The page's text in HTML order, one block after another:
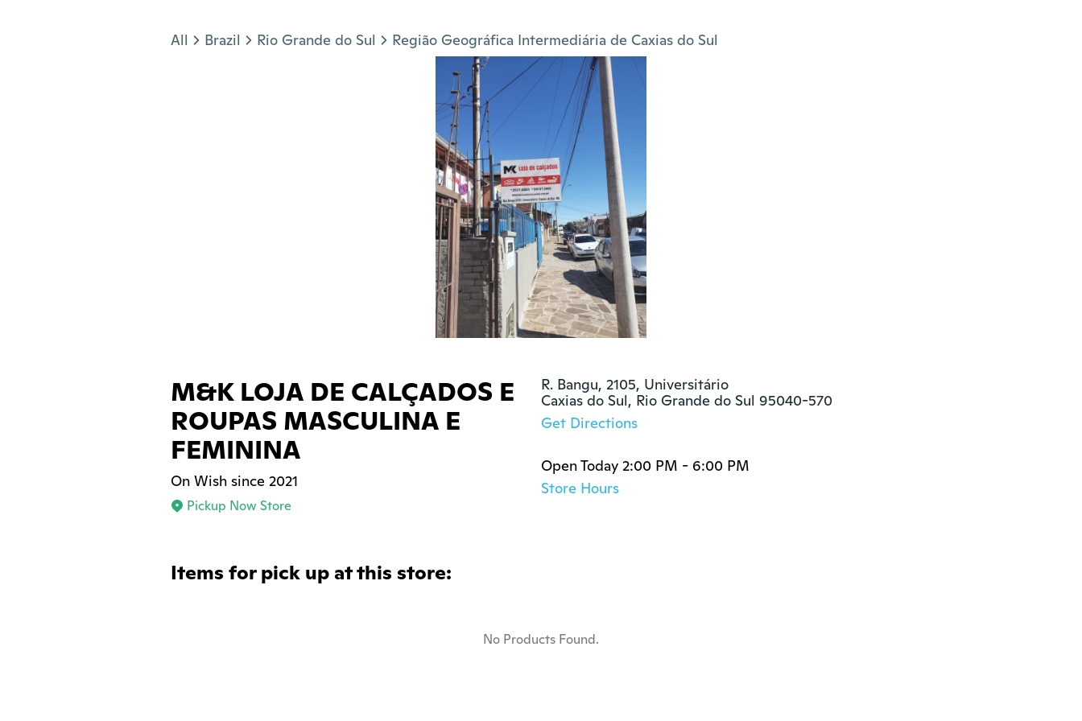
All Brazil Rio Grande do Sul Região Geográfica Intermediária de Caxias do Sul
M&K LOJA DE CALÇADOS E
ROUPAS MASCULINA E
FEMININA
On Wish since 2021
Pickup Now Store
R. Bangu, 2105, Universitário
Caxias do Sul, Rio Grande do Sul 95040-570
Get Directions
Open Today 2:00 PM - 6:00 PM
Store Hours
Items for pick up at this store:
No Products Found.